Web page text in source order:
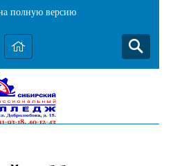
полную версию